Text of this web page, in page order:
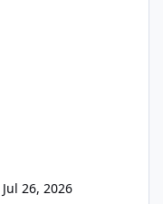
Jul 26, 2026